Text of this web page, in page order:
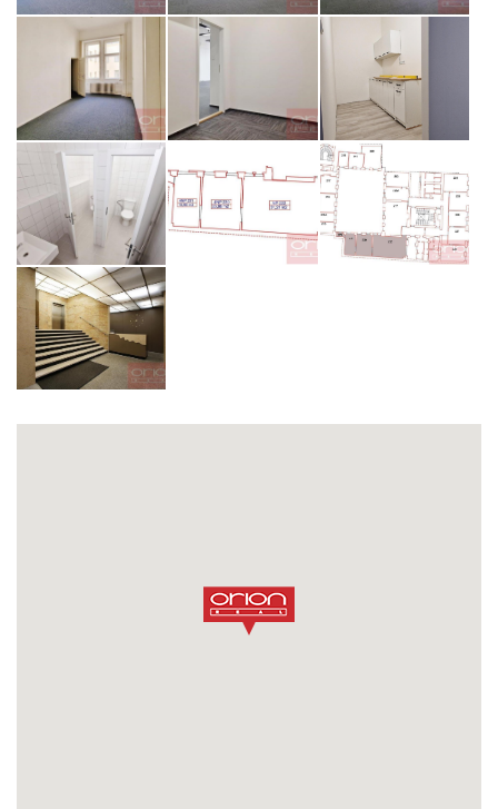
opiš kód z obrázku
ODESLAT ZPRÁVU